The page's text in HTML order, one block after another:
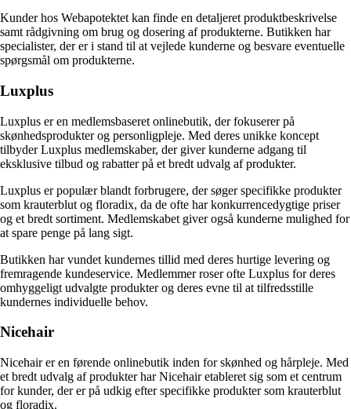
Kunder hos Webapotektet kan finde en detaljeret produktbeskrivelse
samt rådgivning om brug og dosering af produkterne. Butikken har
specialister, der er i stand til at vejlede kunderne og besvare eventuelle
spørgsmål om produkterne.
Luxplus
Luxplus er en medlemsbaseret onlinebutik, der fokuserer på
skønhedsprodukter og personligpleje. Med deres unikke koncept
tilbyder Luxplus medlemskaber, der giver kunderne adgang til
eksklusive tilbud og rabatter på et bredt udvalg af produkter.
Luxplus er populær blandt forbrugere, der søger specifikke produkter
som krauterblut og floradix, da de ofte har konkurrencedygtige priser
og et bredt sortiment. Medlemskabet giver også kunderne mulighed for
at spare penge på lang sigt.
Butikken har vundet kundernes tillid med deres hurtige levering og
fremragende kundeservice. Medlemmer roser ofte Luxplus for deres
omhyggeligt udvalgte produkter og deres evne til at tilfredsstille
kundernes individuelle behov.
Nicehair
Nicehair er en førende onlinebutik inden for skønhed og hårpleje. Med
et bredt udvalg af produkter har Nicehair etableret sig som et centrum
for kunder, der er på udkig efter specifikke produkter som krauterblut
og floradix.